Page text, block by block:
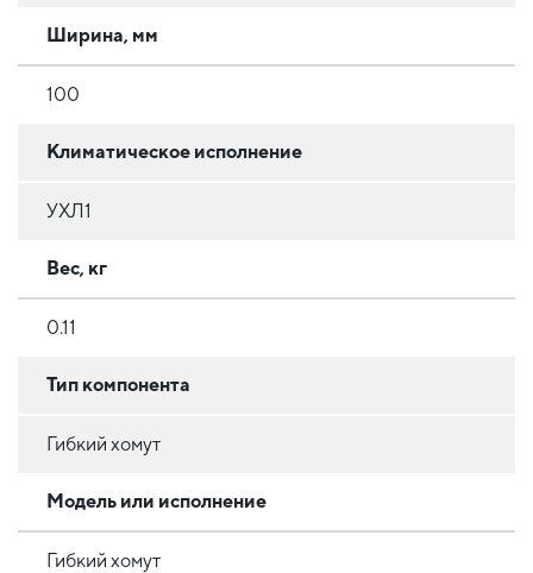
Ширина, мм
100
Климатическое исполнение
УХЛ1
Вес, кг
0.11
Тип компонента
Гибкий хомут
Модель или исполнение
Гибкий хомут